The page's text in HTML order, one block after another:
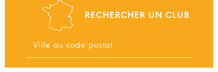
RECHERCHER UN CLUB